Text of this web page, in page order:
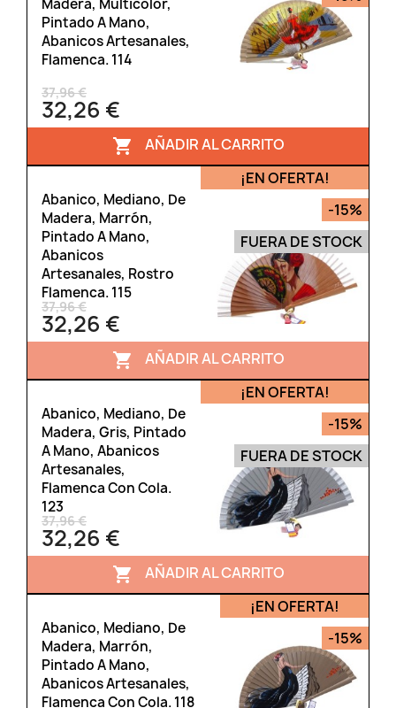
Madera, Multicolor,
Pintado A Mano,
Abanicos Artesanales,
Flamenca. 114
37,96 €
32,26 €
 AÑADIR AL CARRITO
Abanico, Mediano, De
Madera, Marrón,
Pintado A Mano,
Abanicos
Artesanales, Rostro
Flamenca. 115
37,96 €
32,26 €
¡EN OFERTA!
-15%
FUERA DE STOCK
 AÑADIR AL CARRITO
Abanico, Mediano, De
Madera, Gris, Pintado
A Mano, Abanicos
Artesanales,
Flamenca Con Cola.
123
37,96 €
32,26 €
¡EN OFERTA!
-15%
FUERA DE STOCK
 AÑADIR AL CARRITO
Abanico, Mediano, De
Madera, Marrón,
Pintado A Mano,
Abanicos Artesanales,
Flamenca Con Cola. 118
¡EN OFERTA!
-15%